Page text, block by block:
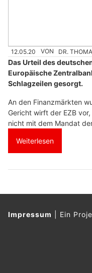
12.05.20 VON DR.
Das Urteil des
Europäische
Schlagzeilen gesorgt.
An den Finanzmärkten
Gericht wirft der EZB
nicht mit dem Mandat
Weiterlesen
Impressum Ein